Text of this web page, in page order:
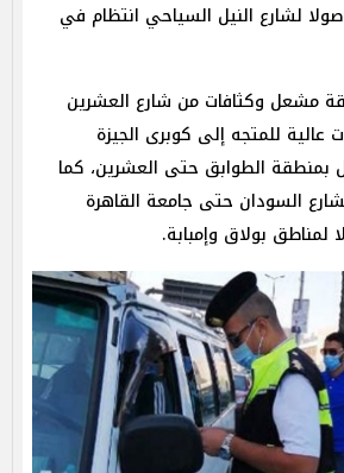
لشارع النيل السياحي انتظام في
مشعل وكثافات من شارع العشرين
عالية للمتجه إلى كوبرى الجيزة
بمنطقة الطوابق حتى العشرين، كما
السودان حتى جامعة القاهرة
بولاق وإمبابة.